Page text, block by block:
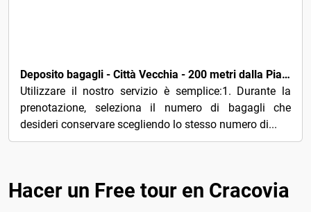
Deposito bagagli - Città Vecchia - 200 metri dalla Piazza Principale - Cracovia
Utilizzare il nostro servizio è semplice:1. Durante la
prenotazione, seleziona il numero di bagagli che
desideri conservare scegliendo lo stesso numero di...
Hacer un Free tour en Cracovia